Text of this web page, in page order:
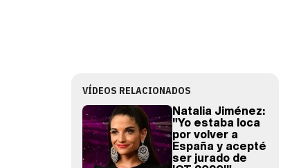
VÍDEOS RELACIONADOS
Natalia Jiménez:
"Yo estaba loca
por volver a
España y acepté
ser jurado de